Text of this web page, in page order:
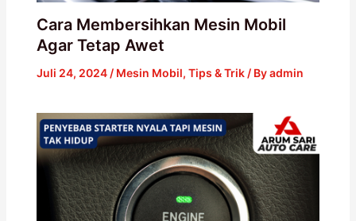
Cara Membersihkan Mesin Mobil
Agar Tetap Awet
Juli 24, 2024 / Mesin Mobil, Tips & Trik/ Byadmin